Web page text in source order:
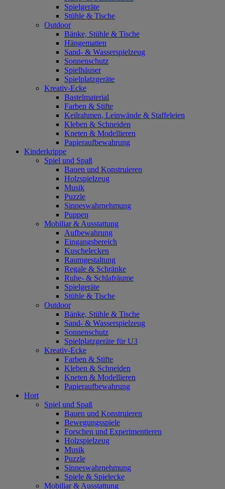
Spielgeräte
Stühle & Tische
Outdoor
Bänke, Stühle & Tische
Hängematten
Sand- & Wasserspielzeug
Sonnenschutz
Spielhäuser
Spielplatzgeräte
Kreativ-Ecke
Bastelmaterial
Farben & Stifte
Keilrahmen, Leinwände & Staffeleien
Kleben & Schneiden
Kneten & Modellieren
Papieraufbewahrung
Kinderkrippe
Spiel und Spaß
Bauen und Konstruieren
Holzspielzeug
Musik
Puzzle
Sinneswahrnehmung
Puppen
Mobiliar & Ausstattung
Aufbewahrung
Eingangsbereich
Kuschelecken
Raumgestaltung
Regale & Schränke
Ruhe- & Schlafräume
Spielgeräte
Stühle & Tische
Outdoor
Bänke, Stühle & Tische
Sand- & Wasserspielzeug
Sonnenschutz
Spielplatzgeräte für U3
Kreativ-Ecke
Farben & Stifte
Kleben & Schneiden
Kneten & Modellieren
Papieraufbewahrung
Hort
Spiel und Spaß
Bauen und Konstruieren
Bewegungsspiele
Forschen und Experimentieren
Holzspielzeug
Musik
Puzzle
Sinneswahrnehmung
Spiele & Spielecke
Mobiliar & Ausstattung